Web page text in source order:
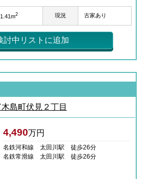
2 現況 古家あり
討中リストに追加
島町伏見２丁目
4,490万円
名鉄河和線 太田川駅 徒歩26分
名鉄常滑線 太田川駅 徒歩26分